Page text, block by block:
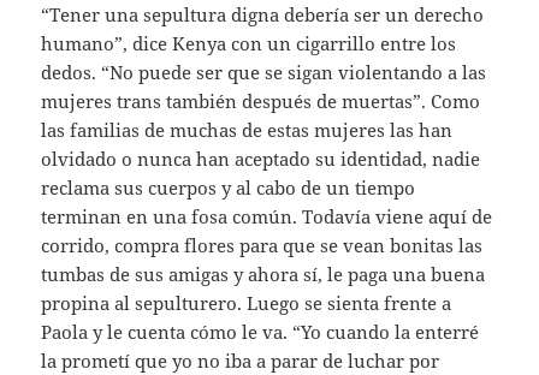
“Tener una sepultura digna debería ser un derecho
humano”, dice Kenya con un cigarrillo entre los
dedos. “No puede ser que se sigan violentando a las
mujeres trans también después de muertas”. Como
las familias de muchas de estas mujeres las han
olvidado o nunca han aceptado su identidad, nadie
reclama sus cuerpos y al cabo de un tiempo
terminan en una fosa común. Todavía viene aquí de
corrido, compra flores para que se vean bonitas las
tumbas de sus amigas y ahora sí, le paga una buena
propina al sepulturero. Luego se sienta frente a
Paola y le cuenta cómo le va. “Yo cuando la enterré
la prometí que yo no iba a parar de luchar por